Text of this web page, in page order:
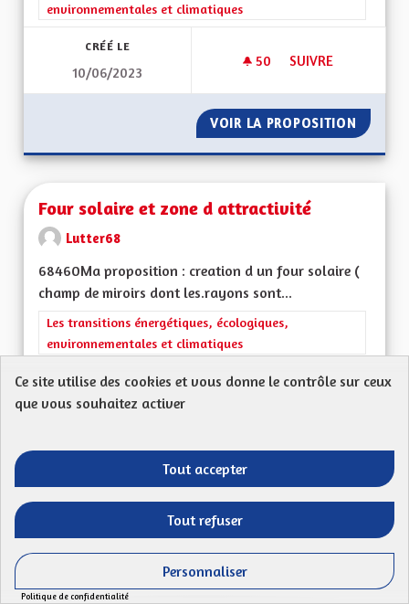
environnementales et climatiques
CRÉÉ LE
10/06/2023
50 50 ABONNÉS
SUIVRE
VOIR LA PROPOSITION
Four solaire et zone d attractivité
Lutter68
68460Ma proposition : creation d un four solaire (
champ de miroirs dont les.rayons sont...
Filtrer les résultats de la catégorie : Les transitions
Les transitions énergétiques, écologiques,
environnementales et climatiques
CRÉÉ LE
09/06/2023
Ecotaxe en Alsace
Proposition anonyme
Ce site utilise des cookies et vous donne le contrôle sur ceux
que vous souhaitez activer
Tout accepter
Tout refuser
Personnaliser
Politique de confidentialité